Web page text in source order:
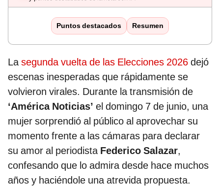
Puntos destacados Resumen
Lasegunda vuelta de las Elecciones 2026 dejó
escenas inesperadas que rápidamente se
volvieron virales. Durante la transmisión de
‘América Noticias’ el domingo 7 de junio, una
mujer sorprendió al público al aprovechar su
momento frente a las cámaras para declarar
su amor al periodista Federico Salazar,
confesando que lo admira desde hace muchos
años y haciéndole una atrevida propuesta.